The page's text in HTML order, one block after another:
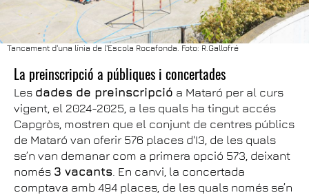
Tancament d'una línia de l'Escola Rocafonda. Foto: R.Gallofré
La preinscripció a públiques i concertades
Les dades de preinscripció a Mataró per al curs
vigent, el 2024-2025, a les quals ha tingut accés
Capgròs, mostren que el conjunt de centres públics
de Mataró van oferir 576 places d'I3, de les quals
se’n van demanar com a primera opció 573, deixant
només 3 vacants . En canvi, la concertada
comptava amb 494 places, de les quals només se’n